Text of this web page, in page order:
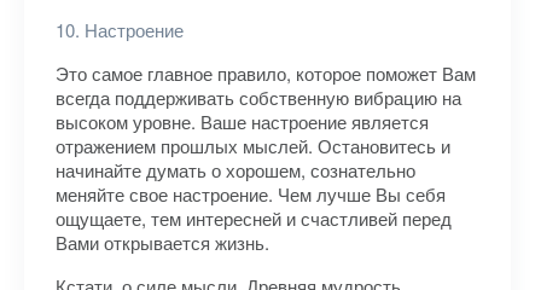
10. Настроение
Это самое главное правило, которое поможет Вам
всегда поддерживать собственную вибрацию на
высоком уровне. Ваше настроение является
отражением прошлых мыслей. Остановитесь и
начинайте думать о хорошем, сознательно
меняйте свое настроение. Чем лучше Вы себя
ощущаете, тем интересней и счастливей перед
Вами открывается жизнь.